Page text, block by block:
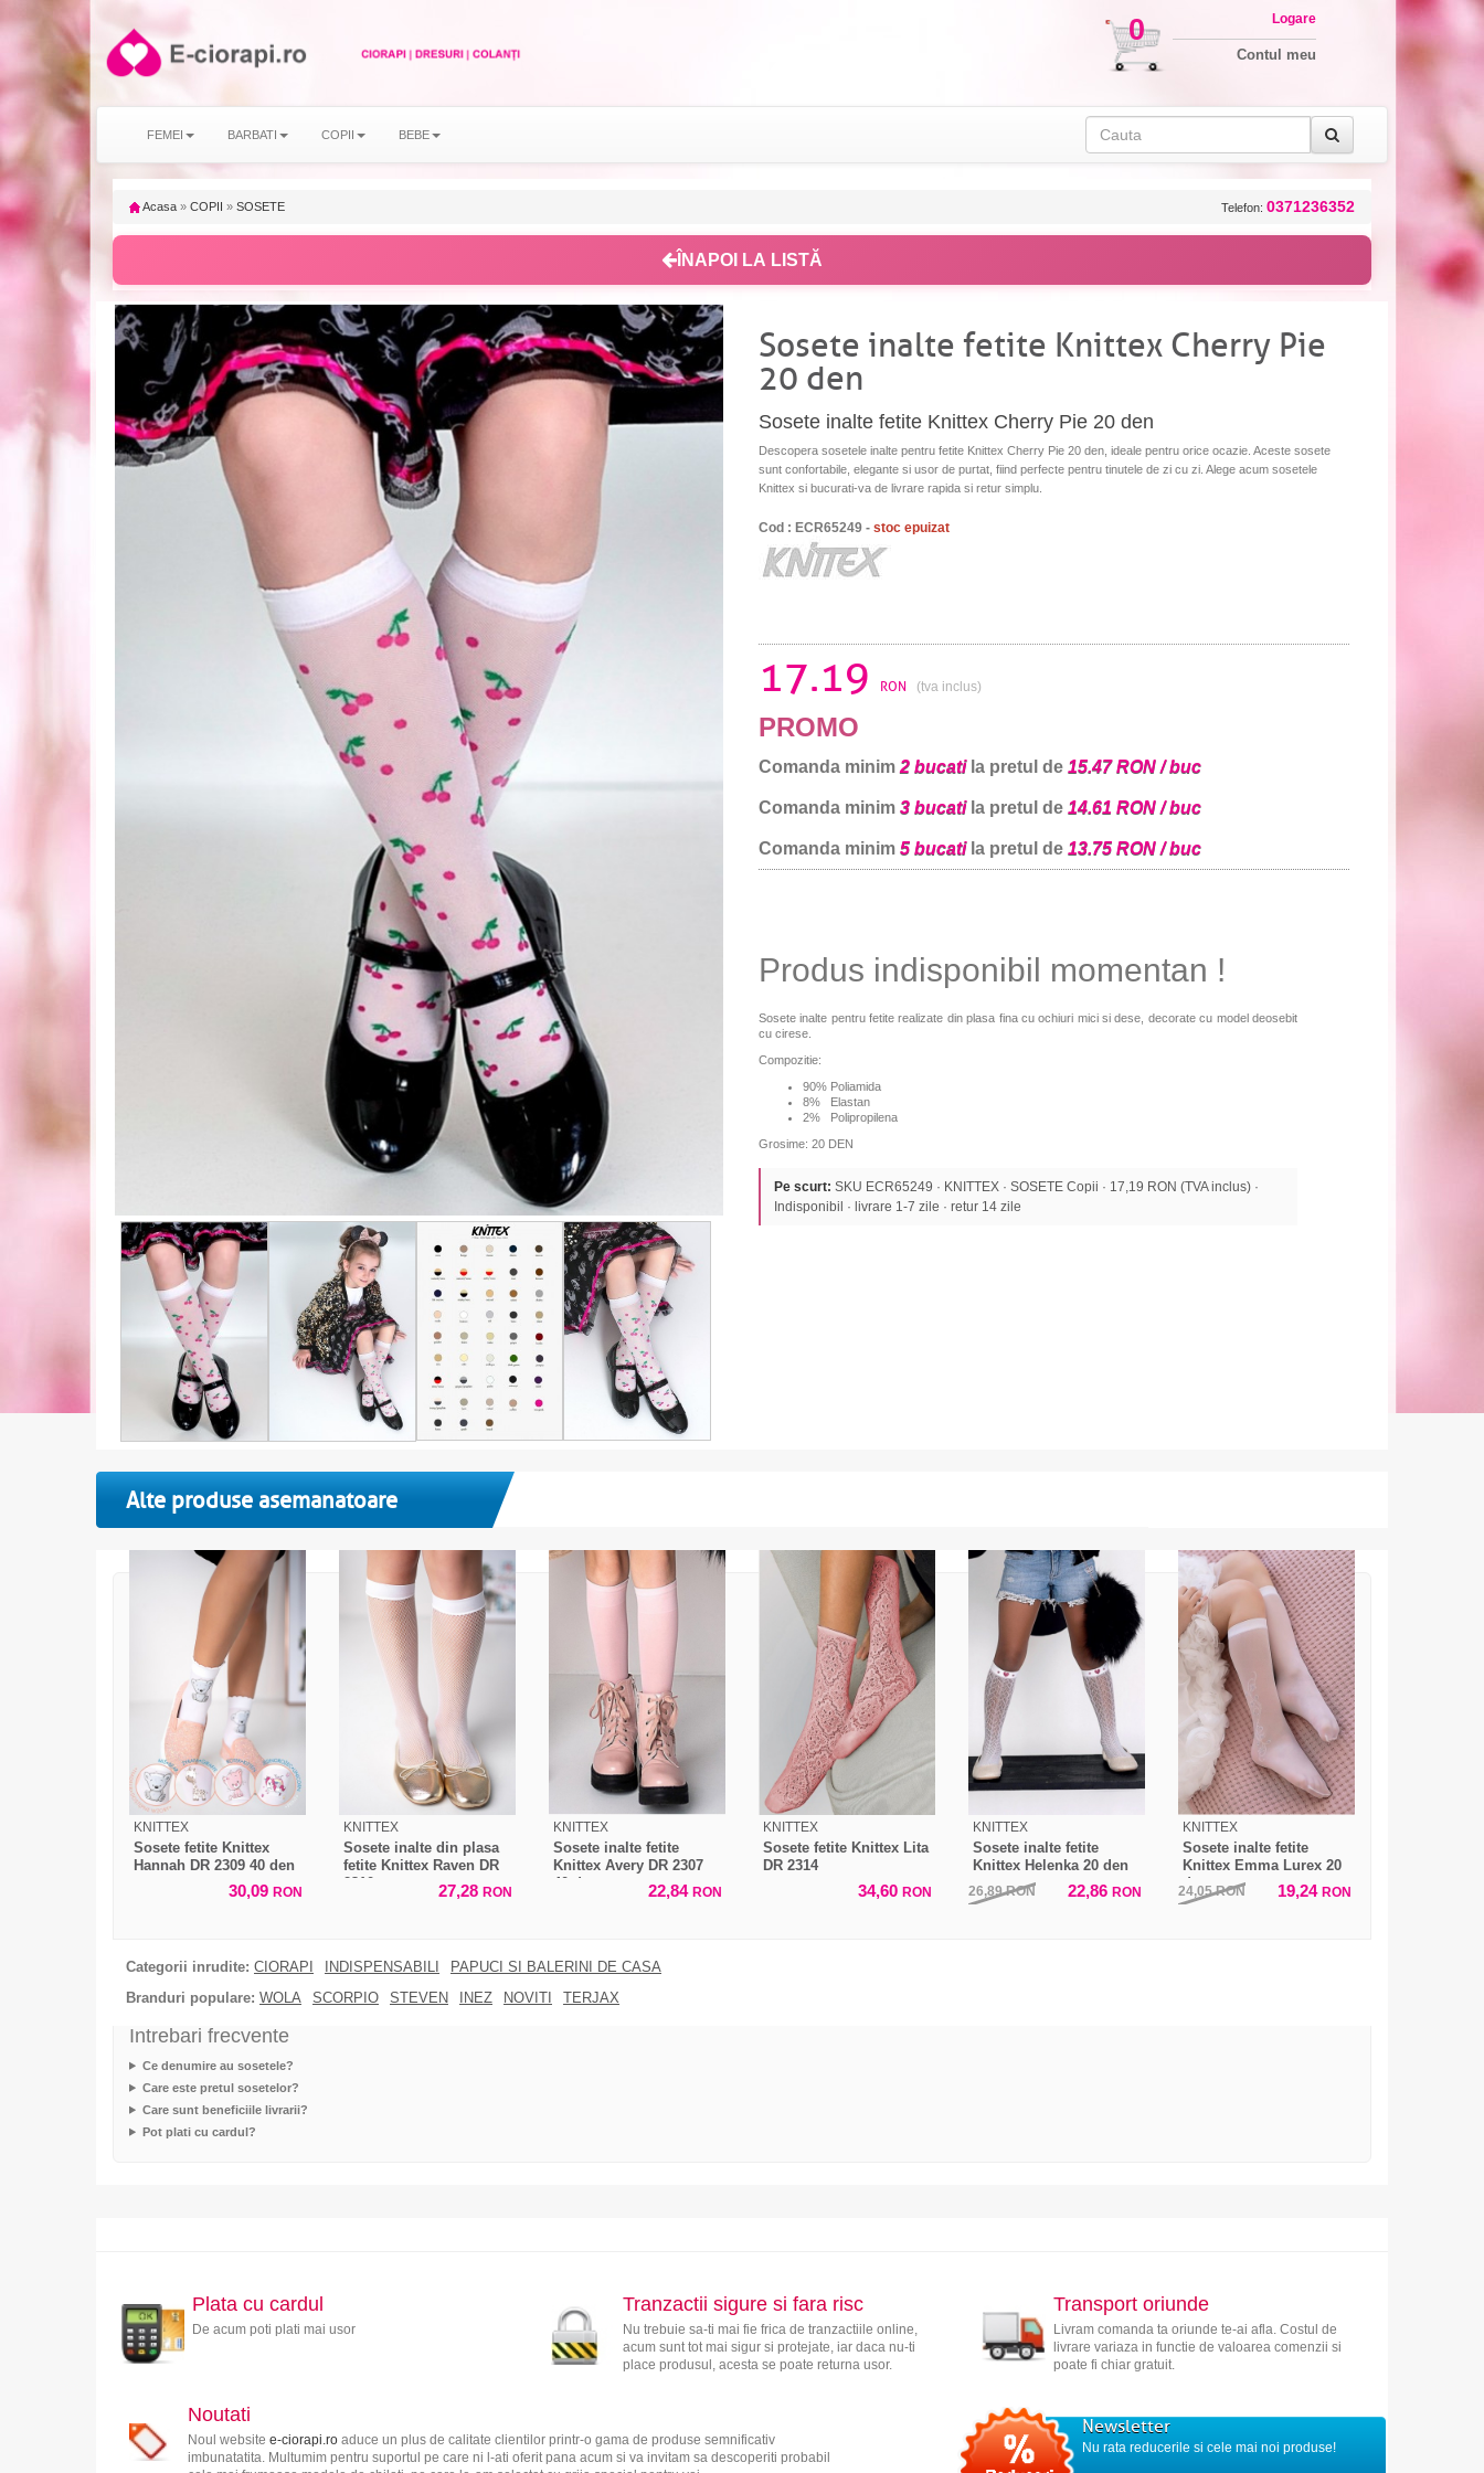
0 Logare
Contul meu
FEMEI BARBATI COPII BEBE
Acasa » COPII » SOSETE Telefon: 0371236352
ÎNAPOI LA LISTĂ
Sosete inalte fetite Knittex Cherry Pie
20 den
Sosete inalte fetite Knittex Cherry Pie 20 den
Descopera sosetele inalte pentru fetite Knittex Cherry Pie 20 den, ideale pentru orice ocazie. Aceste sosete
sunt confortabile, elegante si usor de purtat, fiind perfecte pentru tinutele de zi cu zi. Alege acum sosetele
Knittex si bucurati-va de livrare rapida si retur simplu.
Cod : ECR65249 - stoc epuizat
17.19 RON (tva inclus)
PROMO
Comanda minim 2 bucatila pretul de 15.47 RON / buc
Comanda minim 3 bucatila pretul de 14.61 RON / buc
Comanda minim 5 bucatila pretul de 13.75 RON / buc
Produs indisponibil momentan !
Sosete inalte pentru fetite realizate din plasa fina cu ochiuri mici si dese, decorate cu model deosebit
cu cirese.
Compozitie:
90% Poliamida
8% Elastan
2% Polipropilena
Grosime: 20 DEN
Pe scurt: SKU ECR65249 · KNITTEX · SOSETE Copii · 17,19 RON (TVA inclus) ·
Indisponibil · livrare 1-7 zile · retur 14 zile
Alte produse asemanatoare
KNITTEX
Sosete fetite Knittex
Hannah DR 2309 40 den
30,09 RON
KNITTEX
Sosete inalte din plasa
fetite Knittex Raven DR
2310
27,28 RON
KNITTEX
Sosete inalte fetite
Knittex Avery DR 2307
40 den
22,84 RON
KNITTEX
Sosete fetite Knittex Lita
DR 2314
34,60 RON
KNITTEX
Sosete inalte fetite
Knittex Helenka 20 den
26,89RON 22,86 RON
KNITTEX
Sosete inalte fetite
Knittex Emma Lurex 20
den
24,05RON 19,24 RON
Categorii inrudite: CIORAPI INDISPENSABILI
PAPUCI SI BALERINI DE CASA
Branduri populare: WOLA SCORPIO STEVEN INEZ NOVITI TERJAX
Intrebari frecvente
Ce denumire au sosetele?
Care este pretul sosetelor?
Care sunt beneficiile livrarii?
Pot plati cu cardul?
Plata cu cardul
De acum poti plati mai usor
Tranzactii sigure si fara risc
Nu trebuie sa-ti mai fie frica de tranzactiile online,
acum sunt tot mai sigur si protejate, iar daca nu-ti
place produsul, acesta se poate returna usor.
Transport oriunde
Livram comanda ta oriunde te-ai afla. Costul de
livrare variaza in functie de valoarea comenzii si
poate fi chiar gratuit.
Noutati
Noul website e-ciorapi.roaduce un plus de calitate clientilor printr-o gama de produse semnificativ
imbunatatita. Multumim pentru suportul pe care ni l-ati oferit pana acum si va invitam sa descoperiti probabil
Newsletter
Nu rata reducerile si cele mai noi produse!